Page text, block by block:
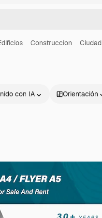
Construccion Ciudad
con IA Orientación